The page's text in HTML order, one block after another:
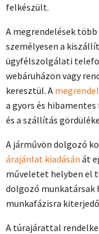
felkészült.
A megrendelések
személyesen a
ügyfélszolgálati
webáruházon vagy
keresztül. A
a gyors és
és a szállítás
A járművön dolgozó
árajánlat kiadásán át
műveletet helyben el
dolgozó munkatársak
munkafázisra
A túrajárattal